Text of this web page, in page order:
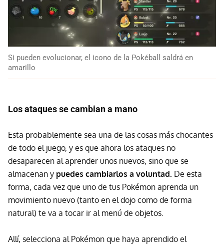
Si pueden evolucionar, el icono de la Pokéball saldrá en
amarillo
Los ataques se cambian a mano
Esta probablemente sea una de las cosas más chocantes
de todo el juego, y es que ahora los ataques no
desaparecen al aprender unos nuevos, sino que se
almacenan y puedes cambiarlos a voluntad. De esta
forma, cada vez que uno de tus Pokémon aprenda un
movimiento nuevo (tanto en el dojo como de forma
natural) te va a tocar ir al menú de objetos.
Allí, selecciona al Pokémon que haya aprendido el